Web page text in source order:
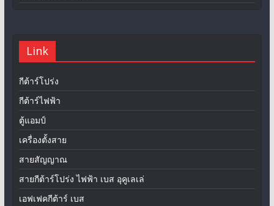
Link
กีต้าร์โปร่ง
กีต้าร์ไฟฟ้า
ตู้แอมป์
เครื่องตั้งสาย
สายสัญญาณ
สายกีต้าร์โปร่ง ไฟฟ้า เบส อุคูเลเล่
เอฟเฟคกีต้าร์ เบส